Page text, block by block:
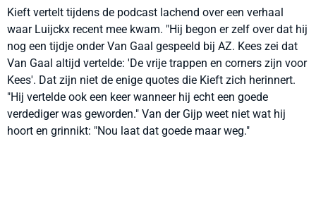
Kieft vertelt tijdens de podcast lachend over een verhaal
waar Luijckx recent mee kwam. "Hij begon er zelf over dat hij
nog een tijdje onder Van Gaal gespeeld bij AZ. Kees zei dat
Van Gaal altijd vertelde: 'De vrije trappen en corners zijn voor
Kees'. Dat zijn niet de enige quotes die Kieft zich herinnert.
"Hij vertelde ook een keer wanneer hij echt een goede
verdediger was geworden." Van der Gijp weet niet wat hij
hoort en grinnikt: "Nou laat dat goede maar weg."